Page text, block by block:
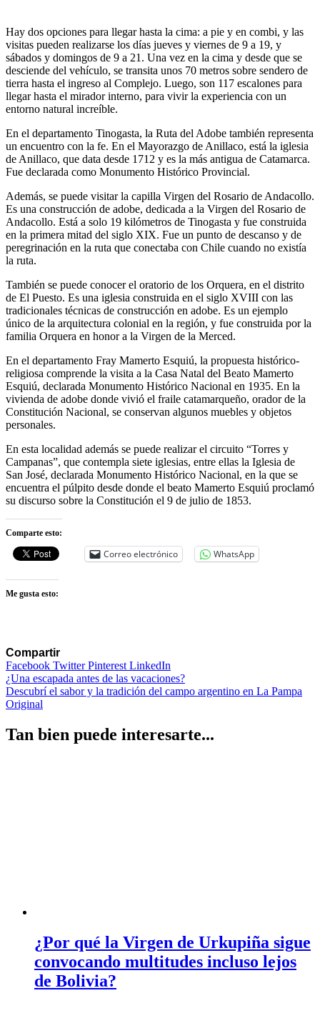
Hay dos opciones para llegar hasta la cima: a pie y en combi, y las
visitas pueden realizarse los días jueves y viernes de 9 a 19, y
sábados y domingos de 9 a 21. Una vez en la cima y desde que se
desciende del vehículo, se transita unos 70 metros sobre sendero de
tierra hasta el ingreso al Complejo. Luego, son 117 escalones para
llegar hasta el mirador interno, para vivir la experiencia con un
entorno natural increíble.
En el departamento Tinogasta, la Ruta del Adobe también representa
un encuentro con la fe. En el Mayorazgo de Anillaco, está la iglesia
de Anillaco, que data desde 1712 y es la más antigua de Catamarca.
Fue declarada como Monumento Histórico Provincial.
Además, se puede visitar la capilla Virgen del Rosario de Andacollo.
Es una construcción de adobe, dedicada a la Virgen del Rosario de
Andacollo. Está a solo 19 kilómetros de Tinogasta y fue construida
en la primera mitad del siglo XIX. Fue un punto de descanso y de
peregrinación en la ruta que conectaba con Chile cuando no existía
la ruta.
También se puede conocer el oratorio de los Orquera, en el distrito
de El Puesto. Es una iglesia construida en el siglo XVIII con las
tradicionales técnicas de construcción en adobe. Es un ejemplo
único de la arquitectura colonial en la región, y fue construida por la
familia Orquera en honor a la Virgen de la Merced.
En el departamento Fray Mamerto Esquiú, la propuesta histórico-
religiosa comprende la visita a la Casa Natal del Beato Mamerto
Esquiú, declarada Monumento Histórico Nacional en 1935. En la
vivienda de adobe donde vivió el fraile catamarqueño, orador de la
Constitución Nacional, se conservan algunos muebles y objetos
personales.
En esta localidad además se puede realizar el circuito “Torres y
Campanas”, que contempla siete iglesias, entre ellas la Iglesia de
San José, declarada Monumento Histórico Nacional, en la que se
encuentra el púlpito desde donde el beato Mamerto Esquiú proclamó
su discurso sobre la Constitución el 9 de julio de 1853.
Comparte esto:
Correo electrónico WhatsApp
Me gusta esto:
Compartir
Facebook TwitterPinterest LinkedIn
Navegación
de
¿Una escapada antes de las vacaciones?
Descubrí el sabor y la tradición del campo argentino en La Pampa
Original
Tan bien puede interesarte...
¿Por qué la Virgen de Urkupiña sigue
convocando multitudes incluso lejos
de Bolivia?